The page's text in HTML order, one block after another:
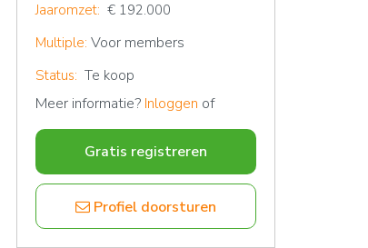
Jaaromzet: € 192.000
Multiple: Voor members
Status: Te koop
Meer informatie? Inloggen of
Gratis registreren
Profiel doorsturen